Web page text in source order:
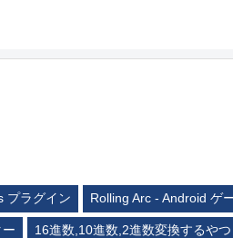
プラグイン Rolling Arc - Android ゲ
16進数,10進数,2進数変換するやつ